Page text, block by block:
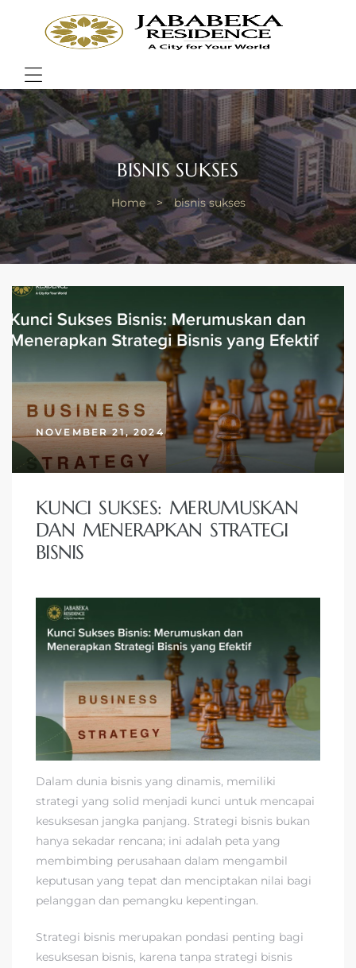
of
Life
Menu
BISNIS SUKSES
Home > bisnis sukses
NOVEMBER 21, 2024
KUNCI SUKSES: MERUMUSKAN
DAN MENERAPKAN STRATEGI
BISNIS
Dalam dunia bisnis yang dinamis, memiliki
strategi yang solid menjadi kunci untuk mencapai
kesuksesan jangka panjang. Strategi bisnis bukan
hanya sekadar rencana; ini adalah peta yang
membimbing perusahaan dalam mengambil
keputusan yang tepat dan menciptakan nilai bagi
pelanggan dan pemangku kepentingan.
Strategi bisnis merupakan pondasi penting bagi
kesuksesan bisnis, karena tanpa strategi bisnis